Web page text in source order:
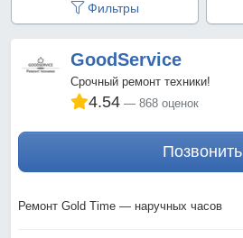
Фильтры
GoodService
Срочный ремонт техники!
4.54 868 оценок
Позвонить
Ремонт Gold Time — наручных часов